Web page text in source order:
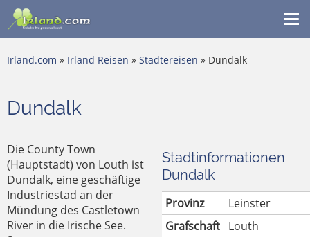
Irland.com » Irland Reisen » Städtereisen » Dundalk
Dundalk
Die County Town
(Hauptstadt) von Louth ist
Dundalk, eine geschäftige
Industriestad an der
Mündung des Castletown
River in die Irische See.
Stadtinformationen
Dundalk
Provinz
Leinster
Grafschaft Louth